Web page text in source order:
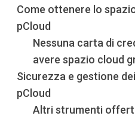
Come ottenere lo
pCloud
Nessuna carta di
avere spazio cloud
Sicurezza e gestione
pCloud
Altri strumenti